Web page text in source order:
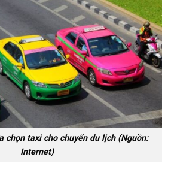
chọn taxi cho chuyến du lịch (Nguồn:
Internet)